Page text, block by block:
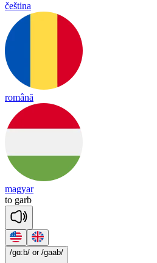
čeština
română
magyar
to garb
/gɑ:b/ or /gaab/